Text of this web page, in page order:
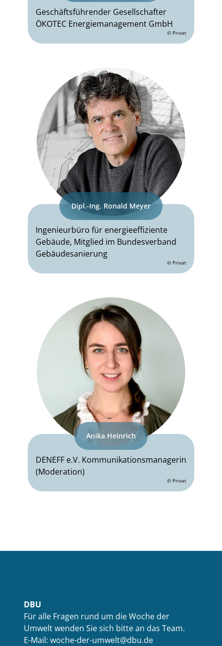
Geschäftsführender Gesellschafter
ÖKOTEC Energiemanagement GmbH
© Privat
Dipl.-Ing. Ronald Meyer
Ingenieurbüro für energieeffiziente
Gebäude, Mitglied im Bundesverband
Gebäudesanierung
© Privat
Anika Heinrich
DENEFF e.V. Kommunikationsmanagerin
(Moderation)
© Privat
DBU
Für alle Fragen rund um die Woche der
Umwelt wenden Sie sich bitte an das Team.
E-Mail: woche-der-umwelt@dbu.de